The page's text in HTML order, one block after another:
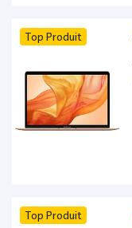
Top Produit
Top Produit